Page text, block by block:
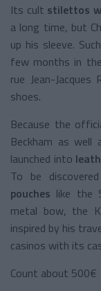
Its cult stilettos
a long time, but
up his sleeve.
few months in
rue Jean-
shoes.
Because the
Beckham as
launched into
To be
pouches like the
metal bow, the
inspired by his
casinos with its
Count about 500€